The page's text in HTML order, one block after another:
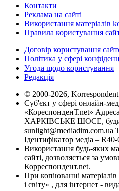
Контакти
Реклама на сайті
Використання матеріалів
Правила користування
Договір користування
Політика у сфері
Угода щодо користування
Редакція
© 2000-2026,
Суб'єкт у сфері онлайн-
«КореспонденТ.net»
ХАРКІВСЬКЕ ШОСЕ,
sunlight@mediadim.com.ua
Ідентифікатор медіа –
Використання будь-яких
сайті, дозволяється за
Корреспондент.net.
При копіюванні
і світу» , для інтернет -